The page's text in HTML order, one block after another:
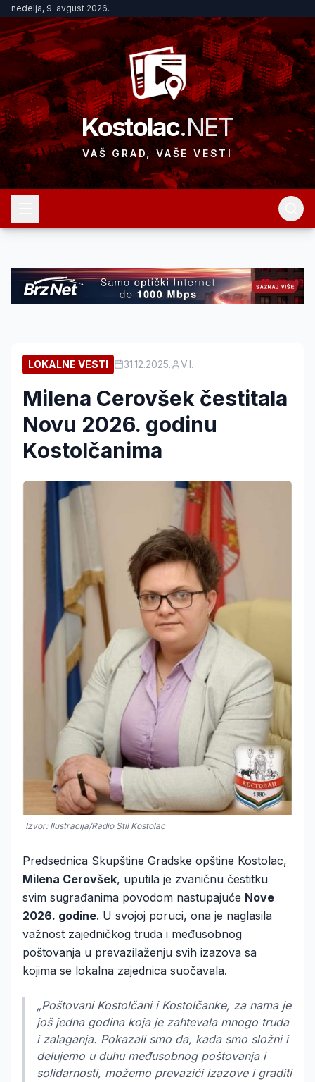
nedelja, 9. avgust 2026.
Kostolac.NET
VAŠ GRAD, VAŠE VESTI
LOKALNE VESTI 31.12.2025. V.I.
Milena Cerovšek čestitala
Novu 2026. godinu
Kostolčanima
Izvor: Ilustracija/Radio Stil Kostolac
Predsednica Skupštine Gradske opštine Kostolac,
Milena Cerovšek, uputila je zvaničnu čestitku
svim sugrađanima povodom nastupajuće Nove
2026. godine. U svojoj poruci, ona je naglasila
važnost zajedničkog truda i međusobnog
poštovanja u prevazilaženju svih izazova sa
kojima se lokalna zajednica suočavala.
„Poštovani Kostolčani i Kostolčanke, za nama je
još jedna godina koja je zahtevala mnogo truda
i zalaganja. Pokazali smo da, kada smo složni i
delujemo u duhu međusobnog poštovanja i
solidarnosti, možemo prevazići izazove i graditi